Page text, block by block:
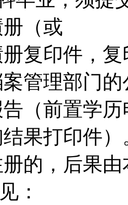
（或
复印件，
管理部门
（前置学
果打印件
的，后果
：